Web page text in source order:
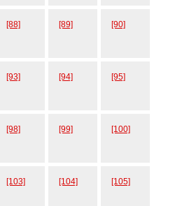
[88] [89] [90]
[93] [94] [95]
[98] [99] [100]
[103] [104] [105]